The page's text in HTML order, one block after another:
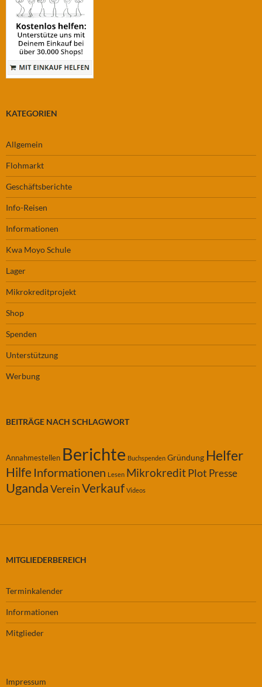
KATEGORIEN
Allgemein
Flohmarkt
Geschäftsberichte
Info-Reisen
Informationen
Kwa Moyo Schule
Lager
Mikrokreditprojekt
Shop
Spenden
Unterstützung
Werbung
BEITRÄGE NACH SCHLAGWORT
Annahmestellen Berichte Buchspenden Gründung Helfer
Hilfe Informationen Lesen MikrokreditPlot Presse
UgandaVereinVerkauf Videos
MITGLIEDERBEREICH
Terminkalender
Informationen
Mitglieder
Impressum